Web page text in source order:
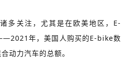
多关注，尤其是在欧美地区，E-
年，美国人购买的E-bike数
动力汽车的总额。